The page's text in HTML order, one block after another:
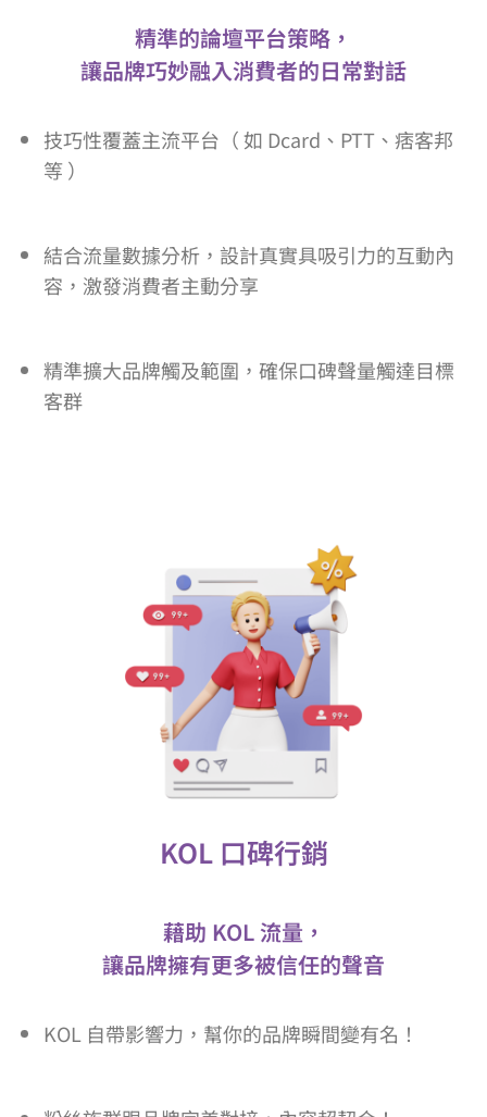
精準的論壇平台策略，
讓品牌巧妙融入消費者的日常對話
技巧性覆蓋主流平台 （ 如 Dcard、PTT、痞客邦
等 ）
結合流量數據分析，設計真實具吸引力的互動內
容，激發消費者主動分享
精準擴大品牌觸及範圍，確保口碑聲量觸達目標
客群
KOL 口碑行銷
藉助 KOL 流量，
讓品牌擁有更多被信任的聲音
KOL 自帶影響力，幫你的品牌瞬間變有名！